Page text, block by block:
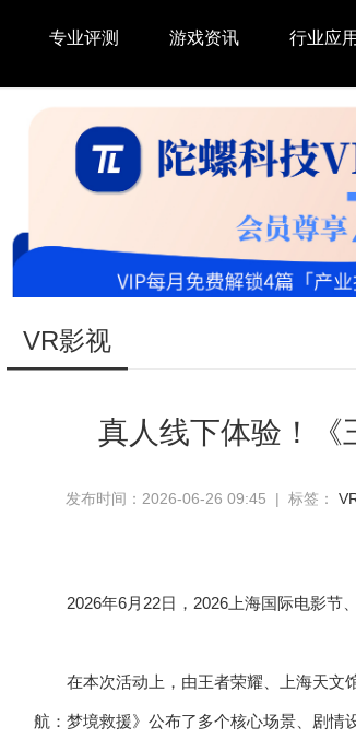
专业评测 游戏资讯 行业应用
VR影视
真人线下体验！《
发布时间：2026-06-26 09:45 | 标签：
2026年6月22日，2026上海国际电影节
在本次活动上，由王者荣耀、上海天文
航：梦境救援》公布了多个核心场景、剧情